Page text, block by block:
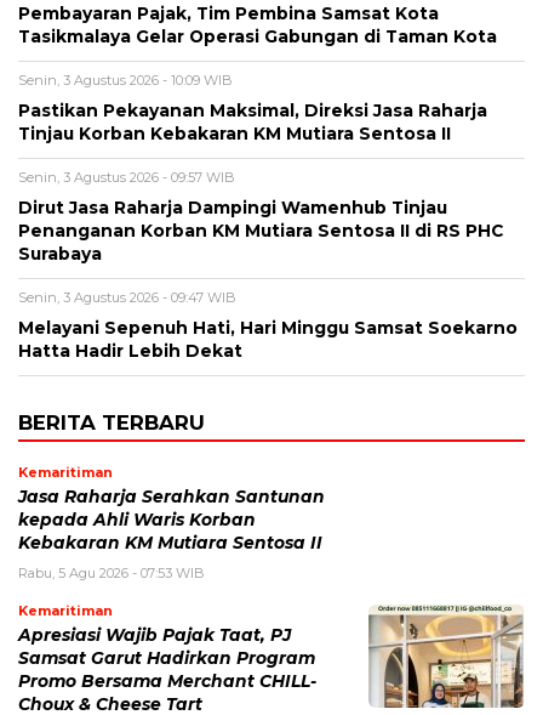
Pembayaran Pajak, Tim Pembina Samsat Kota
Tasikmalaya Gelar Operasi Gabungan di Taman Kota
Senin, 3 Agustus 2026 - 10:09 WIB
Pastikan Pekayanan Maksimal, Direksi Jasa Raharja
Tinjau Korban Kebakaran KM Mutiara Sentosa II
Senin, 3 Agustus 2026 - 09:57 WIB
Dirut Jasa Raharja Dampingi Wamenhub Tinjau
Penanganan Korban KM Mutiara Sentosa II di RS PHC
Surabaya
Senin, 3 Agustus 2026 - 09:47 WIB
Melayani Sepenuh Hati, Hari Minggu Samsat Soekarno
Hatta Hadir Lebih Dekat
BERITA TERBARU
Kemaritiman
Jasa Raharja Serahkan Santunan
kepada Ahli Waris Korban
Kebakaran KM Mutiara Sentosa II
Rabu, 5 Agu 2026 - 07:53 WIB
Kemaritiman
Apresiasi Wajib Pajak Taat, PJ
Samsat Garut Hadirkan Program
Promo Bersama Merchant CHILL-
Choux & Cheese Tart